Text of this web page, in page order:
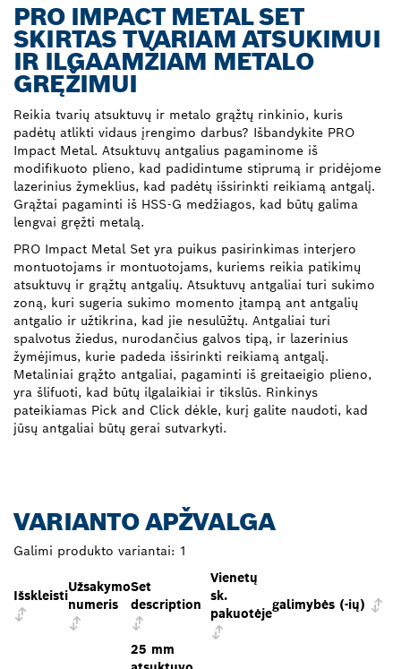
PRO IMPACT METAL SET
SKIRTAS TVARIAM ATSUKIMUI
IR ILGAAMŽIAM METALO
GRĘŽIMUI
Reikia tvarių atsuktuvų ir metalo grąžtų rinkinio, kuris
padėtų atlikti vidaus įrengimo darbus? Išbandykite PRO
Impact Metal. Atsuktuvų antgalius pagaminome iš
modifikuoto plieno, kad padidintume stiprumą ir pridėjome
lazerinius žymeklius, kad padėtų išsirinkti reikiamą antgalį.
Grąžtai pagaminti iš HSS-G medžiagos, kad būtų galima
lengvai gręžti metalą.
PRO Impact Metal Set yra puikus pasirinkimas interjero
montuotojams ir montuotojams, kuriems reikia patikimų
atsuktuvų ir grąžtų antgalių. Atsuktuvų antgaliai turi sukimo
zoną, kuri sugeria sukimo momento įtampą ant antgalių
antgalio ir užtikrina, kad jie nesulūžtų. Antgaliai turi
spalvotus žiedus, nurodančius galvos tipą, ir lazerinius
žymėjimus, kurie padeda išsirinkti reikiamą antgalį.
Metaliniai grąžto antgaliai, pagaminti iš greitaeigio plieno,
yra šlifuoti, kad būtų ilgalaikiai ir tikslūs. Rinkinys
pateikiamas Pick and Click dėkle, kurį galite naudoti, kad
jūsų antgaliai būtų gerai sutvarkyti.
VARIANTO APŽVALGA
Galimi produkto variantai: 1
Išskleisti
Užsakymo
numeris
Set
description
Vienetų
sk.
pakuotėje
galimybės (-ių)
25 mm